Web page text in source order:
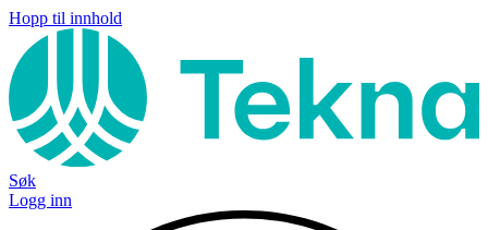
Hopp til innhold
Søk
Logg inn